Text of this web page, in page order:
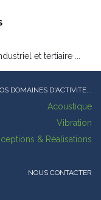
et tertiaire ...